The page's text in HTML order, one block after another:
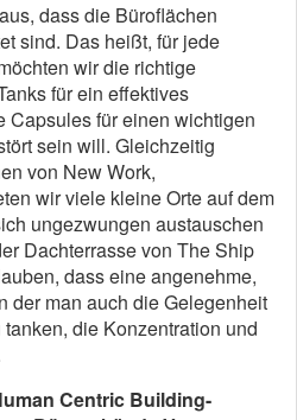
dass die Büroflächen
sind. Das heißt, für jede
wir die richtige
für ein effektives
Capsules für einen wichtigen
sein will. Gleichzeitig
von New Work,
wir viele kleine Orte auf dem
ungezwungen austauschen
Dachterrasse von The Ship
dass eine angenehme,
der man auch die Gelegenheit
die Konzentration und
Centric Building-